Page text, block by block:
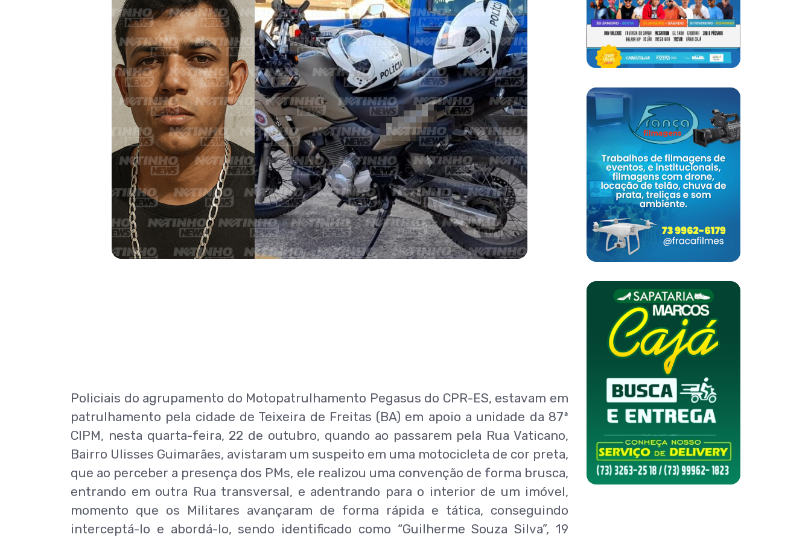
Policiais do agrupamento do Motopatrulhamento Pegasus do CPR-ES, estavam em
patrulhamento pela cidade de Teixeira de Freitas (BA) em apoio a unidade da 87ª
CIPM, nesta quarta-feira, 22 de outubro, quando ao passarem pela Rua Vaticano,
Bairro Ulisses Guimarães, avistaram um suspeito em uma motocicleta de cor preta,
que ao perceber a presença dos PMs, ele realizou uma convenção de forma brusca,
entrando em outra Rua transversal, e adentrando para o interior de um imóvel,
momento que os Militares avançaram de forma rápida e tática, conseguindo
interceptá-lo e abordá-lo, sendo identificado como “Guilherme Souza Silva”, 19